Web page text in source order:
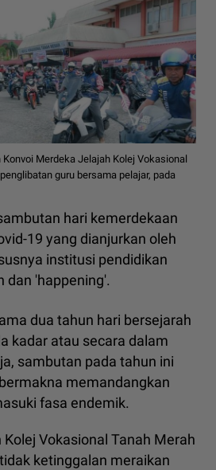
Merdeka Jelajah Kolej Vokasional
guru bersama pelajar, pada
hari kemerdekaan
19 yang dianjurkan oleh
institusi pendidikan
dan 'happening'.
dua tahun hari bersejarah
kadar atau secara dalam
sambutan pada tahun ini
memandangkan
fasa endemik.
Vokasional Tanah Merah
ketinggalan meraikan